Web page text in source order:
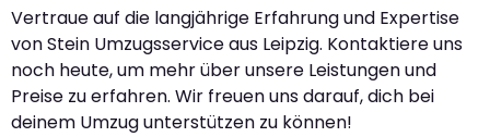
Vertraue auf die langjährige Erfahrung und Expertise
von Stein Umzugsservice aus Leipzig. Kontaktiere uns
noch heute, um mehr über unsere Leistungen und
Preise zu erfahren. Wir freuen uns darauf, dich bei
deinem Umzug unterstützen zu können!